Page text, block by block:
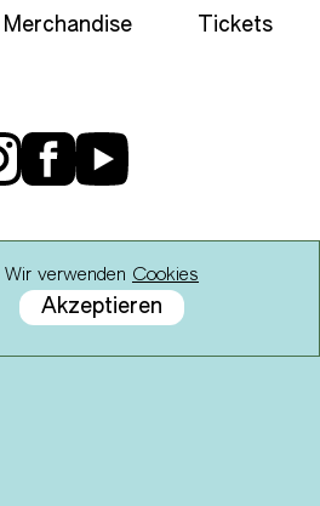
Merchandise Tickets
Wir verwenden Cookies
Akzeptieren